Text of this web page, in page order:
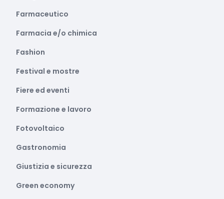
Farmaceutico
Farmacia e/o chimica
Fashion
Festival e mostre
Fiere ed eventi
Formazione e lavoro
Fotovoltaico
Gastronomia
Giustizia e sicurezza
Green economy